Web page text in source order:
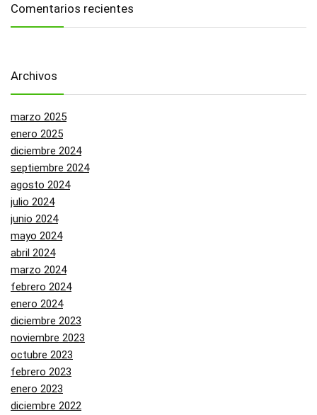
Comentarios recientes
Archivos
marzo 2025
enero 2025
diciembre 2024
septiembre 2024
agosto 2024
julio 2024
junio 2024
mayo 2024
abril 2024
marzo 2024
febrero 2024
enero 2024
diciembre 2023
noviembre 2023
octubre 2023
febrero 2023
enero 2023
diciembre 2022